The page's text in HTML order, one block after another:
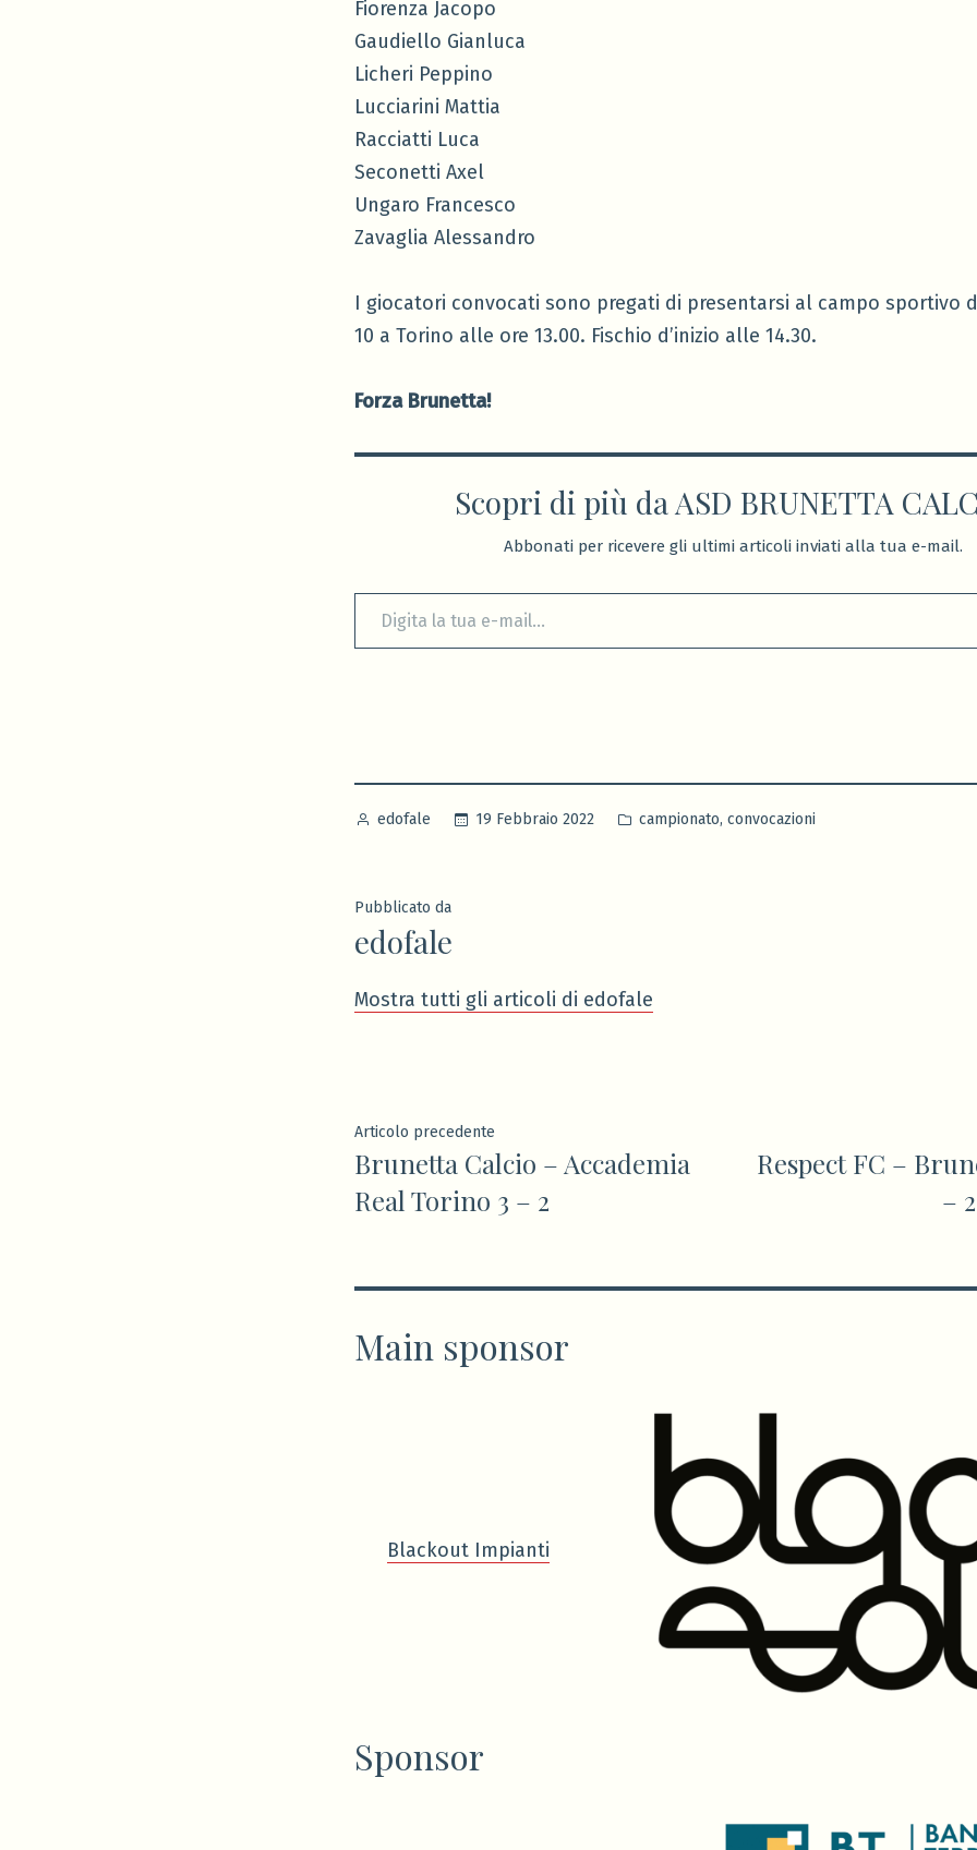
Fiorenza Jacopo
Gaudiello Gianluca
Licheri Peppino
Lucciarini Mattia
Racciatti Luca
Seconetti Axel
Ungaro Francesco
Zavaglia Alessandro
I giocatori convocati sono pregati di presentarsi al campo sportivo
10 a Torino alle ore 13.00. Fischio d’inizio alle 14.30.
Forza Brunetta!
Scopri di più da ASD BRUNETTA
Abbonati per ricevere gli ultimi articoli inviati alla tua e-mail.
Digita la tua e-mail...
Pubblicato
edofale 19 Febbraio 2022
Pubblicato
campionato, convocazioni
Pubblicato da
edofale
Mostra tutti gli articoli di edofale
Navigazione
articoli
Articolo precedenteArticolo
precedente:
Brunetta Calcio – Accademia
Real Torino 3 – 2
Respect FC –
–
Main sponsor
Blackout Impianti
Sponsor